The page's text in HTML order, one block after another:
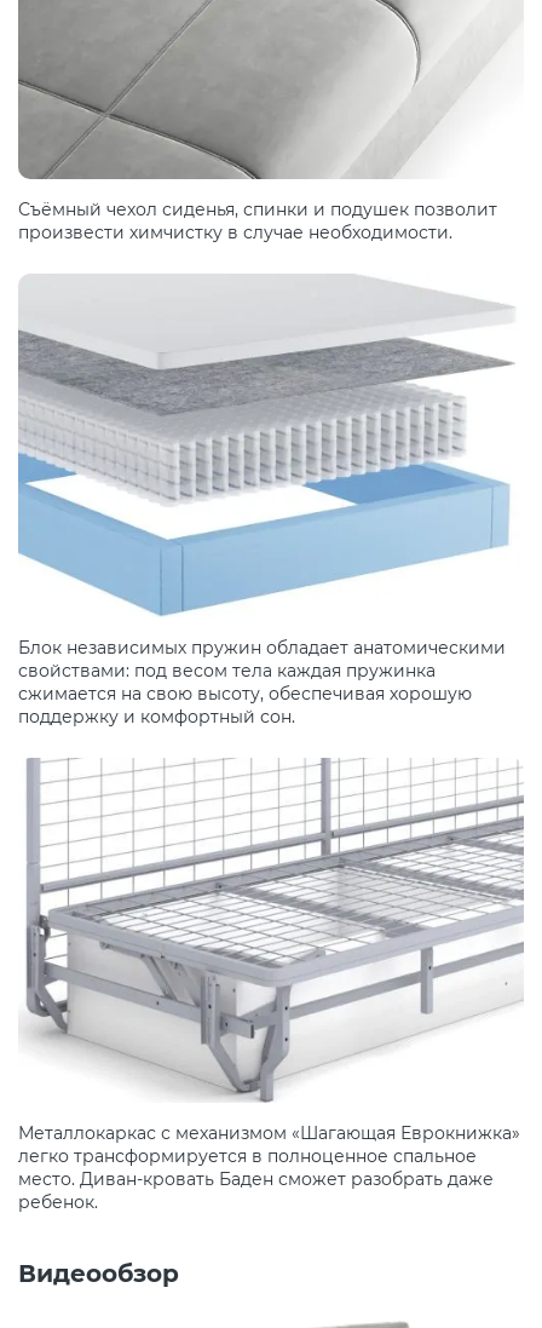
Съёмный чехол сиденья, спинки и подушек позволит
произвести химчистку в случае необходимости.
Блок независимых пружин обладает анатомическими
свойствами: под весом тела каждая пружинка
сжимается на свою высоту, обеспечивая хорошую
поддержку и комфортный сон.
Металлокаркас с механизмом «Шагающая Еврокнижка»
легко трансформируется в полноценное спальное
место. Диван-кровать Баден сможет разобрать даже
ребенок.
Видеообзор